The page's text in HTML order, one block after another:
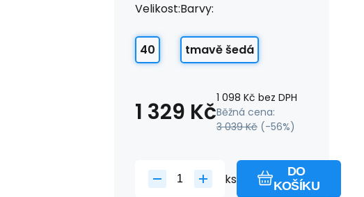
Velikost:
40
Barvy:
tmavě šedá
1 329 Kč1 098 Kč bez DPH
Běžná cena:
3 039 Kč (-56%)
ks
DO
KOŠÍKU